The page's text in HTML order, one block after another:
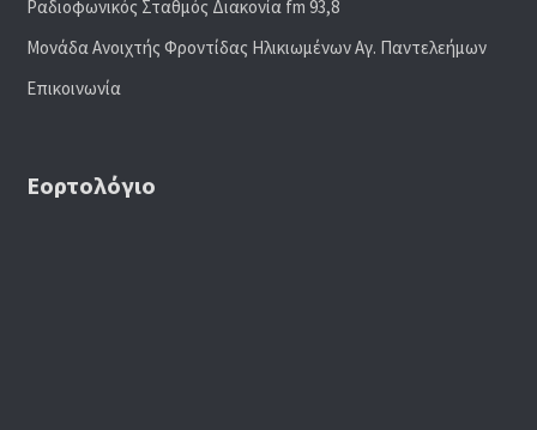
Ραδιoφωνικός Σταθμός Διακονία fm 93,8
Μονάδα Ανοιχτής Φροντίδας Ηλικιωμένων Αγ. Παντελεήμων
Επικοινωνία
Εορτολόγιο